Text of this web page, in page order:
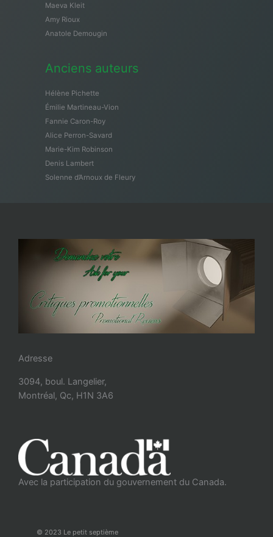
Maeva Kleit
Amy Rioux
Anatole Demougin
Anciens auteurs
Hélène Pichette
Émilie Martineau-Vion
Fannie Caron-Roy
Alice Perron-Savard
Marie-Kim Robinson
Denis Lambert
Solenne d’Arnoux de Fleury
Adresse
3094, boul. Langelier,
Montréal, Qc, H1N 3A6
Avec la participation du gouvernement du Canada.
© 2023 Le petit septième